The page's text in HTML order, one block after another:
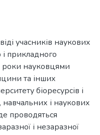
учасників наукових
прикладного
роки науковцями
та інших
біоресурсів і
і наукових
проводяться
і незаразної